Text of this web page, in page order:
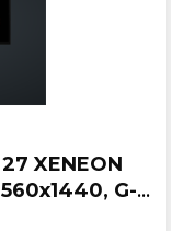
XENEON
G-